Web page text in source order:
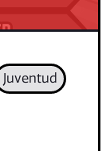
Juventud